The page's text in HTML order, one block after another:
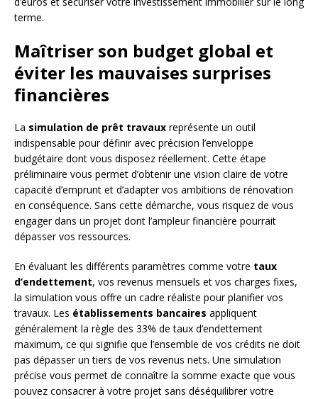
terme.
Maîtriser son budget global et
éviter les mauvaises surprises
financières
La simulation de prêt travaux représente un outil
indispensable pour définir avec précision l’enveloppe
budgétaire dont vous disposez réellement. Cette étape
préliminaire vous permet d’obtenir une vision claire de votre
capacité d’emprunt et d’adapter vos ambitions de rénovation
en conséquence. Sans cette démarche, vous risquez de vous
engager dans un projet dont l’ampleur financière pourrait
dépasser vos ressources.
En évaluant les différents paramètres comme votre taux
d’endettement, vos revenus mensuels et vos charges fixes,
la simulation vous offre un cadre réaliste pour planifier vos
travaux. Les établissements bancaires appliquent
généralement la règle des 33% de taux d’endettement
maximum, ce qui signifie que l’ensemble de vos crédits ne doit
pas dépasser un tiers de vos revenus nets. Une simulation
précise vous permet de connaître la somme exacte que vous
pouvez consacrer à votre projet sans déséquilibrer votre